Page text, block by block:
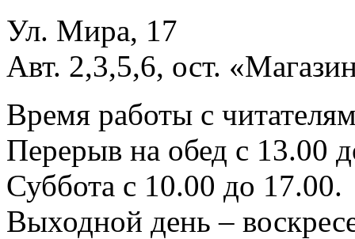
Ул. Мира, 17
Авт. 2,3,5,6, ост.
Время работы с
Перерыв на обед с 13.00
Суббота с 10.00 до 17.00.
Выходной день –